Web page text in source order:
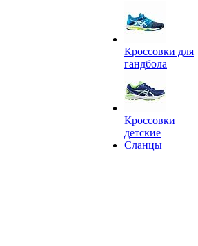
Кроссовки для
гандбола
Кроссовки
детские
Сланцы